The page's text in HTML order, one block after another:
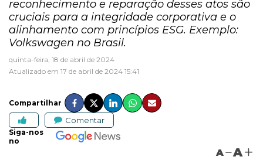
reconhecimento e reparação desses atos são
cruciais para a integridade corporativa e o
alinhamento com princípios ESG. Exemplo:
Volkswagen no Brasil.
quinta-feira, 18 de abril de 2024
Atualizado em 17 de abril de 2024 15:41
Compartilhar
Comentar
Siga-nos
no
A A